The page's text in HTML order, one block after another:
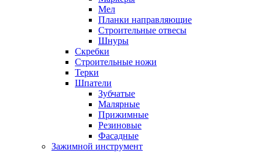
Мел
Планки направляющие
Строительные отвесы
Шнуры
Скребки
Строительные ножи
Терки
Шпатели
Зубчатые
Малярные
Прижимные
Резиновые
Фасадные
Зажимной инструмент